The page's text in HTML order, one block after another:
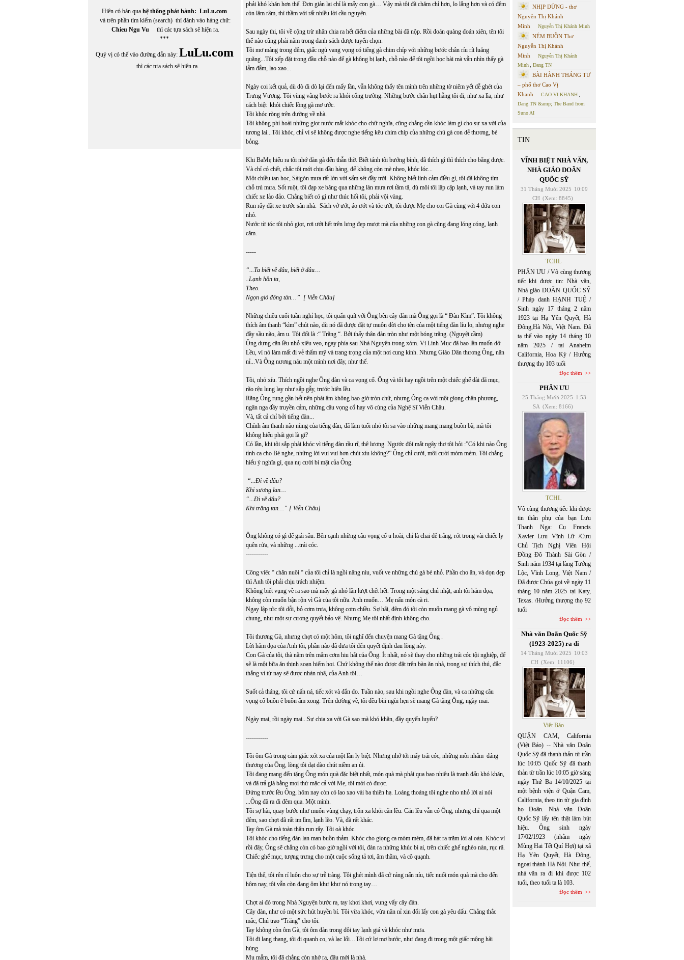
Hiện có bán qua hệ thống phát hành: LuLu.com
và trên phần tìm kiếm (search) thì đánh vào hàng chữ:
Chieu Ngu Vu thì các tựa sách sẽ hiện ra.
***
Quý vị có thể vào đường dẫn này: LuLu.com
thì các tựa sách sẽ hiện ra.
phải khó khăn hơn thế. Đơn giản lại chỉ là mấy con gà… Vậy mà tôi đã chăm chỉ hơn, lo lắng hơn và có đêm
còn lâm râm, thì thầm với rất nhiều lời cầu nguyện.
Sau ngày thi, tôi về cộng trừ nhân chia ra hết điểm của những bài đã nộp. Rồi đoán quàng đoán xiên, tên tôi
thế nào cũng phải nằm trong danh sách được tuyển chọn.
Tôi mơ màng trong đêm, giấc ngủ vang vọng có tiếng gà chim chíp với những bước chân ríu rít luăng
quăng...Tôi xếp đặt trong đầu chỗ nào để gà không bị lạnh, chỗ nào để tôi ngồi học bài mà vẫn nhìn thấy gà
lẫm đẫm, lao xao...
Ngày coi kết quả, dù dò đi dò lại đến mấy lần, vẫn không thấy tên mình trên những tờ niêm yết dễ ghét của
Trưng Vương. Tôi vùng vằng bước ra khỏi cổng trường. Những bước chân hụt hẫng tôi đi, như xa lìa, như
cách biệt khỏi chiếc lồng gà mơ ước.
Tôi khóc ròng trên đường về nhà.
Tôi không phí hoài những giọt nước mắt khóc cho chữ nghĩa, cũng chẳng cần khóc làm gì cho sự xa vời của
tương lai...Tôi khóc, chỉ vì sẽ không được nghe tiếng kêu chim chíp của những chú gà con dễ thương, bé
bỏng.
Khi BaMẹ hiểu ra tôi nhớ đàn gà đến thẫn thờ. Biết tánh tôi bướng bỉnh, đã thích gì thì thích cho bằng được.
Và chỉ có chết, chắc tôi mới chịu đầu hàng, để không còn mè nheo, khóc lóc...
Một chiều tan học, Sàigòn mưa rất lớn với sấm sét đầy trời. Không biết linh cảm điều gì, tôi đã không tìm
chỗ trú mưa. Sốt ruột, tôi đạp xe băng qua những làn mưa rơi tầm tã, dù môi tôi lập cập lạnh, và tay run làm
chiếc xe lảo đảo. Chẳng biết có gì như thúc hối tôi, phải vội vàng.
Run rẩy đặt xe trước sân nhà. Sách vở ướt, áo ướt và tóc ướt, tôi được Mẹ cho coi Gà cùng với 4 đứa con
nhỏ.
Nước từ tóc tôi nhỏ giọt, rơi ướt hết trên lưng đẹp mượt mà của những con gà cũng đang lóng cóng, lạnh
căm.
-----
“...Ta biết về đâu, biết ở đâu…
..Lạnh hồn ta,
Theo.
Ngọn gió đông tàn…” [ Viễn Châu]
Những chiều cuối tuần nghỉ học, tôi quấn quít với Ông bên cây đàn mà Ông gọi là “ Đàn Kìm”. Tôi không
thích âm thanh “kìm” chút nào, dù nó đã được đặt tự muôn đời cho tên của một tiếng đàn líu lo, nhưng nghe
đầy sầu não, âm u. Tôi đổi là :“ Trăng “. Bởi thấy thân đàn tròn như một bóng trăng. (Nguyệt cầm)
Ông dựng căn lều nhỏ xiêu vẹo, ngay phía sau Nhà Nguyện trong xóm. Vị Linh Mục đã bao lần muốn dỡ
Lều, vì nó làm mất đi vẻ thẩm mỹ và trang trọng của một nơi cung kính. Nhưng Giáo Dân thương Ông, năn
nỉ...Và Ông nương náu một mình nơi đây, như thế.
Tôi, nhỏ xíu. Thích ngồi nghe Ông đàn và ca vọng cổ. Ông và tôi hay ngồi trên một chiếc ghế dài đã mục,
rão rệu lung lay như sắp gẫy, trước hiên lều.
Răng Ông rụng gần hết nên phát âm không bao giờ tròn chữ, nhưng Ông ca với một giọng chân phương,
ngân nga đầy truyền cảm, những câu vọng cổ hay vô cùng của Nghệ Sĩ Viễn Châu.
Và, tất cả chỉ bởi tiếng đàn...
Chính âm thanh não nùng của tiếng đàn, đã làm tuổi nhỏ tôi sa vào những mang mang buồn bã, mà tôi
không hiểu phải gọi là gi?
Có lần, khi tôi sắp phải khóc vì tiếng đàn rầu rĩ, thê lương. Ngước đôi mắt ngây thơ tôi hỏi :”Có khi nào Ông
tính ca cho Bé nghe, những lời vui vui hơn chút xíu không?” Ông chỉ cười, môi cười móm mém. Tôi chẳng
hiểu ý nghĩa gì, qua nụ cười bí mật của Ông.
“...Đi về đâu?
Khi sương lan…
“...Đi về đâu?
Khi trăng tan…” [ Viễn Châu]
Ông không có gì để giải sầu. Bên cạnh những câu vọng cổ u hoài, chỉ là chai đế trắng, rót trong vài chiếc ly
quên rửa, và những ...trái cóc.
-----------
Công viêc “ chăn nuôi “ của tôi chỉ là ngồi nâng niu, vuốt ve những chú gà bé nhỏ. Phần cho ăn, và dọn dẹp
thì Anh tôi phải chịu trách nhiệm.
Không biết vụng về ra sao mà mấy gà nhỏ lần lượt chết hết. Trong một sáng chủ nhật, anh tôi hăm dọa,
không còn muốn bận rộn vì Gà của tôi nữa. Anh muốn… Mẹ nấu món cà ri.
Ngay lập tức tôi dỗi, bỏ cơm trưa, không cơm chiều. Sợ hãi, đêm đó tôi còn muốn mang gà vô mùng ngủ
chung, như một sự cương quyết bảo vệ. Nhưng Mẹ tôi nhất định không cho.
Tôi thương Gà, nhưng chợt có một hôm, tôi nghĩ đến chuyện mang Gà tặng Ông .
Lời hăm dọa của Anh tôi, phần nào đã đưa tôi đến quyết định đau lòng này.
Con Gà của tôi, thà nằm trên mâm cơm hiu hắt của Ông. Ít nhất, nó sẽ thay cho những trái cóc tội nghiệp, để
sẽ là một bữa ăn thịnh soạn hiếm hoi. Chứ không thể nào được đặt trên bàn ăn nhà, trong sự thích thú, đắc
thắng vì từ nay sẽ được nhàn nhã, của Anh tôi…
Suốt cả tháng, tôi cứ nấn ná, tiếc xót và đắn đo. Tuần nào, sau khi ngồi nghe Ông đàn, và ca những câu
vọng cổ buồn ê buồn ẩm xong. Trên đường về, tôi đều bùi ngùi hẹn sẽ mang Gà tặng Ông, ngày mai.
Ngày mai, rồi ngày mai...Sự chia xa với Gà sao mà khó khăn, đầy quyến luyến?
-----------
Tôi ôm Gà trong cảm giác xót xa của một lần ly biệt. Nhưng nhớ tới mấy trái cóc, những mồi nhắm đáng
thương của Ông, lòng tôi dạt dào chút niềm an ủi.
Tôi đang mang đến tặng Ông món quà đặc biệt nhất, món quà mà phải qua bao nhiêu là tranh đấu khó khăn,
và đã trả giá bằng mọi thứ mặc cả với Mẹ, tôi mới có được.
Đứng trước lều Ông, hôm nay còn có lao xao vài ba thiên hạ. Loáng thoáng tôi nghe nho nhỏ lời ai nói
...Ông đã ra đi đêm qua. Một mình.
Tôi sợ hãi, quay bước như muốn vùng chạy, trốn xa khỏi căn lều. Căn lều vẫn có Ông, nhưng chỉ qua một
đêm, sao chợt đã rất im lìm, lạnh lẽo. Và, đã rất khác.
Tay ôm Gà mà toàn thân run rẩy. Tôi oà khóc.
Tôi khóc cho tiếng đàn lan man buồn thảm. Khóc cho giọng ca móm mém, đã hát ra trăm lời ai oán. Khóc vì
rồi đây, Ông sẽ chẳng còn có bao giờ ngồi với tôi, đàn ra những khúc bi ai, trên chiếc ghế nghèo nàn, rục rã.
Chiếc ghế mục, tượng trưng cho một cuộc sống tả tơi, âm thầm, và cô quạnh.
Tiện thể, tôi rên rỉ luôn cho sự trễ tràng. Tôi ghét mình đã cứ ráng nấn níu, tiếc nuối món quà mà cho đến
hôm nay, tôi vẫn còn đang ôm khư khư nó trong tay…
Chợt ai đó trong Nhà Nguyện bước ra, tay khơi khơi, vung vẩy cây đàn.
Cây đàn, như có một sức hút huyền bí. Tôi vừa khóc, vừa năn nỉ xin đổi lấy con gà yêu dấu. Chẳng thắc
mắc, Chú trao “Trăng” cho tôi.
Tay không còn ôm Gà, tôi ôm đàn trong đôi tay lạnh giá và khóc như mưa.
Tôi đi lang thang, tôi đi quanh co, và lạc lối…Tôi cứ lơ mơ bước, như đang đi trong một giấc mộng hãi
hùng.
Mụ mẫm, tôi đã chẳng còn nhớ ra, đâu mới là nhà.
NHỊP DỪNG - thơ
Nguyễn Thị Khánh
Minh
Nguyễn Thị Khánh Minh
NÉM BUỒN Thơ
Nguyễn Thị Khánh
Minh
Nguyễn Thị Khánh
Minh
Dang TN
BÀI HÀNH THÁNG TƯ
– phổ thơ Cao Vị
Khanh
CAO VỊ KHANH
Dang TN &amp; The Band from
Suno AI
TIN
VĨNH BIỆT NHÀ VĂN,
NHÀ GIÁO DOÃN
QUỐC SỸ
31 Tháng Mười 2025 10:09
CH (Xem: 8845)
TCHL
PHÂN ƯU / Vô cùng thương
tiếc khi được tin: Nhà văn,
Nhà giáo DOÃN QUỐC SỸ
/ Pháp danh HẠNH TUỆ /
Sinh ngày 17 tháng 2 năm
1923 tại Hạ Yên Quyết, Hà
Đông,Hà Nội, Việt Nam. Đã
tạ thế vào ngày 14 tháng 10
năm 2025 / tại Anaheim
California, Hoa Kỳ / Hưởng
thượng thọ 103 tuổi
Đọc thêm
PHÂN ƯU
25 Tháng Mười 2025 1:53
SA (Xem: 8166)
TCHL
Vô cùng thương tiếc khi được
tin thân phụ của bạn Lưu
Thanh Nga: Cụ Francis
Xavier Lưu Vĩnh Lữ /Cựu
Chủ Tịch Nghị Viên Hội
Đồng Đô Thành Sài Gòn /
Sinh năm 1934 tại làng Tưởng
Lộc, Vĩnh Long, Việt Nam /
Đã được Chúa gọi về ngày 11
tháng 10 năm 2025 tại Katy,
Texas. /Hưởng thượng thọ 92
tuổi
Đọc thêm
Nhà văn Doãn Quốc Sỹ
(1923-2025) ra đi
14 Tháng Mười 2025 10:03
CH (Xem: 11106)
Việt Báo
QUẬN CAM, California
(Việt Báo) -- Nhà văn Doãn
Quốc Sỹ đã thanh thản từ trần
lúc 10:05 Quốc Sỹ đã thanh
thản từ trần lúc 10:05 giờ sáng
ngày Thứ Ba 14/10/2025 tại
một bệnh viện ở Quận Cam,
California, theo tin từ gia đình
họ Doãn. Nhà văn Doãn
Quốc Sỹ lấy tên thật làm bút
hiệu. Ông sinh ngày
17/02/1923 (nhằm ngày
Mùng Hai Tết Quí Hợi) tại xã
Hạ Yên Quyết, Hà Đông,
ngoại thành Hà Nội. Như thế,
nhà văn ra đi khi được 102
tuổi, theo tuổi ta là 103.
Đọc thêm